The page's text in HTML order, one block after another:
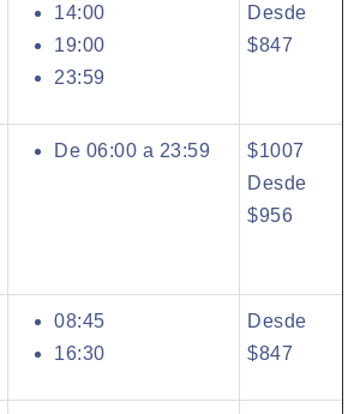
14:00
19:00
23:59
Desde
$847
De 06:00 a 23:59
$1007
Desde
$956
08:45
16:30
Desde
$847